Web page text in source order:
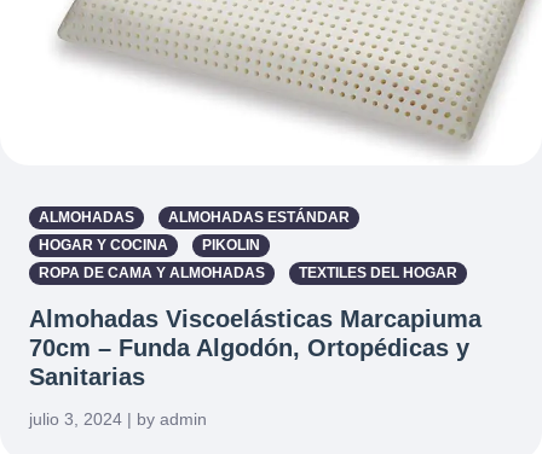
ALMOHADAS
ALMOHADAS ESTÁNDAR
HOGAR Y COCINA
PIKOLIN
ROPA DE CAMA Y ALMOHADAS
TEXTILES DEL HOGAR
Almohadas Viscoelásticas Marcapiuma
70cm – Funda Algodón, Ortopédicas y
Sanitarias
julio 3, 2024 | by admin